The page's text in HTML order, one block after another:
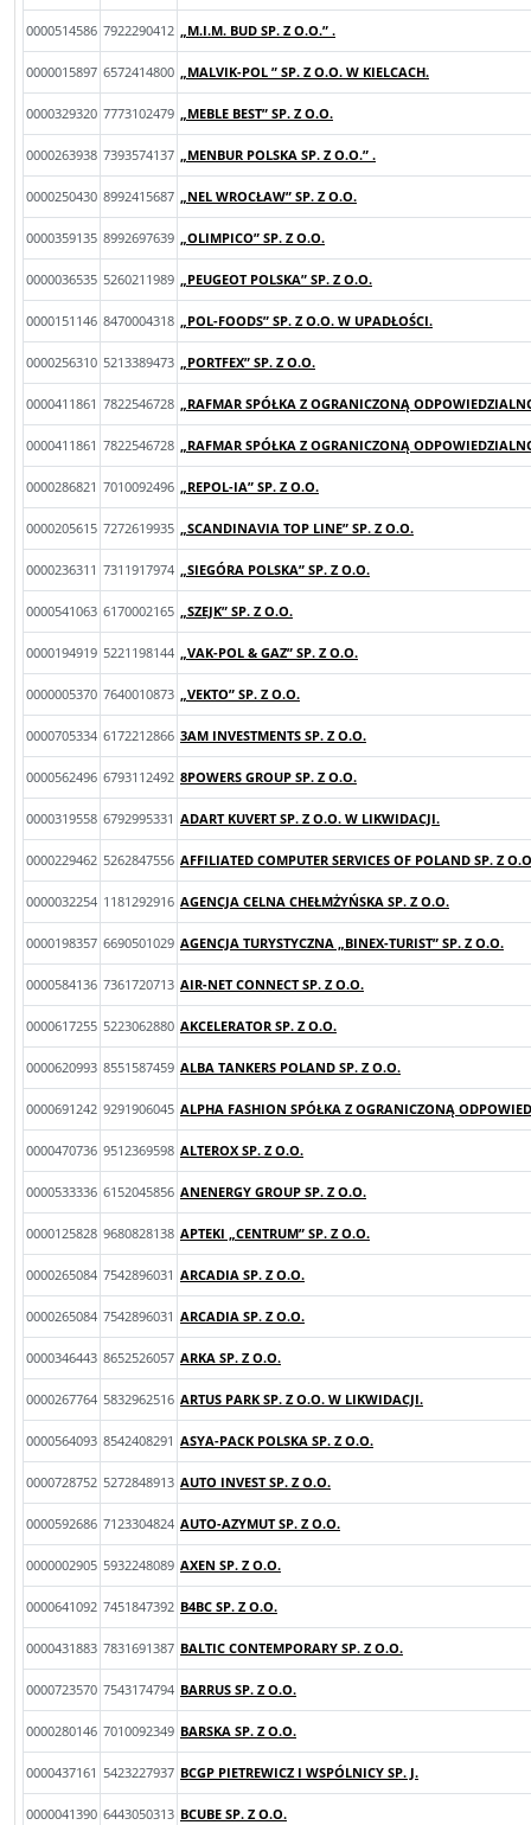
0000514586 7922290412 „M.I.M. BUD SP. Z O.O.” .
0000015897 6572414800 „MALVIK-POL ” SP. Z O.O. W KIELCACH.
0000329320 7773102479 „MEBLE BEST” SP. Z O.O.
0000263938 7393574137 „MENBUR POLSKA SP. Z O.O.” .
0000250430 8992415687 „NEL WROCŁAW” SP. Z O.O.
0000359135 8992697639 „OLIMPICO” SP. Z O.O.
0000036535 5260211989 „PEUGEOT POLSKA” SP. Z O.O.
0000151146 8470004318 „POL-FOODS” SP. Z O.O. W UPADŁOŚCI.
0000256310 5213389473 „PORTFEX” SP. Z O.O.
0000411861 7822546728 „RAFMAR SPÓŁKA Z OGRANICZONĄ
0000411861 7822546728 „RAFMAR SPÓŁKA Z OGRANICZONĄ
0000286821 7010092496 „REPOL-IA” SP. Z O.O.
0000205615 7272619935 „SCANDINAVIA TOP LINE” SP. Z O.O.
0000236311 7311917974 „SIEGÓRA POLSKA” SP. Z O.O.
0000541063 6170002165 „SZEJK” SP. Z O.O.
0000194919 5221198144 „VAK-POL & GAZ” SP. Z O.O.
0000005370 7640010873 „VEKTO” SP. Z O.O.
0000705334 6172212866 3AM INVESTMENTS SP. Z O.O.
0000562496 6793112492 8POWERS GROUP SP. Z O.O.
0000319558 6792995331 ADART KUVERT SP. Z O.O. W LIKWIDACJI.
0000229462 5262847556 AFFILIATED COMPUTER SERVICES OF POLAND SP. Z
0000032254 1181292916 AGENCJA CELNA CHEŁMŻYŃSKA SP. Z O.O.
0000198357 6690501029 AGENCJA TURYSTYCZNA „BINEX-TURIST” SP. Z O.O.
0000584136 7361720713 AIR-NET CONNECT SP. Z O.O.
0000617255 5223062880 AKCELERATOR SP. Z O.O.
0000620993 8551587459 ALBA TANKERS POLAND SP. Z O.O.
0000691242 9291906045 ALPHA FASHION SPÓŁKA Z OGRANICZONĄ
0000470736 9512369598 ALTEROX SP. Z O.O.
0000533336 6152045856 ANENERGY GROUP SP. Z O.O.
0000125828 9680828138 APTEKI „CENTRUM” SP. Z O.O.
0000265084 7542896031 ARCADIA SP. Z O.O.
0000265084 7542896031 ARCADIA SP. Z O.O.
0000346443 8652526057 ARKA SP. Z O.O.
0000267764 5832962516 ARTUS PARK SP. Z O.O. W LIKWIDACJI.
0000564093 8542408291 ASYA-PACK POLSKA SP. Z O.O.
0000728752 5272848913 AUTO INVEST SP. Z O.O.
0000592686 7123304824 AUTO-AZYMUT SP. Z O.O.
0000002905 5932248089 AXEN SP. Z O.O.
0000641092 7451847392 B4BC SP. Z O.O.
0000431883 7831691387 BALTIC CONTEMPORARY SP. Z O.O.
0000723570 7543174794 BARRUS SP. Z O.O.
0000280146 7010092349 BARSKA SP. Z O.O.
0000437161 5423227937 BCGP PIETREWICZ I WSPÓLNICY SP. J.
0000041390 6443050313 BCUBE SP. Z O.O.